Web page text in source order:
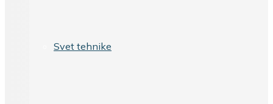
Svet tehnike